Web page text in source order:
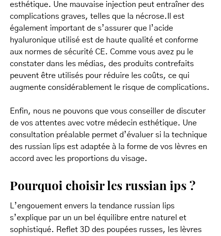
esthétique. Une mauvaise injection peut entraîner des
complications graves, telles que la nécrose.Il est
également important de s’assurer que l’acide
hyaluronique utilisé est de haute qualité et conforme
aux normes de sécurité CE. Comme vous avez pu le
constater dans les médias, des produits contrefaits
peuvent être utilisés pour réduire les coûts, ce qui
augmente considérablement le risque de complications.
Enfin, nous ne pouvons que vous conseiller de discuter
de vos attentes avec votre médecin esthétique. Une
consultation préalable permet d’évaluer si la technique
des russian lips est adaptée à la forme de vos lèvres en
accord avec les proportions du visage.
Pourquoi choisir les russian ips ?
L’engouement envers la tendance russian lips
s’explique par un un bel équilibre entre naturel et
sophistiqué. Reflet 3D des poupées russes, les lèvres